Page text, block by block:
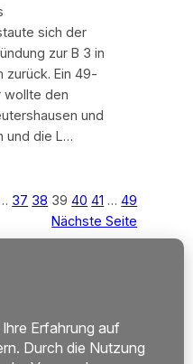
sich der
zur B 3 in
zurück. Ein 49-
wollte den
und
und die L…
… 37 38 39 40 41 … 49
Nächste Seite